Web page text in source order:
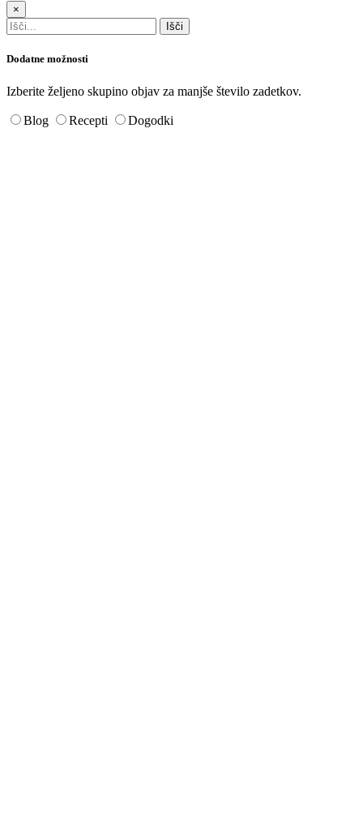
×
Dodatne možnosti
Izberite željeno skupino objav za manjše število zadetkov.
Blog Recepti Dogodki